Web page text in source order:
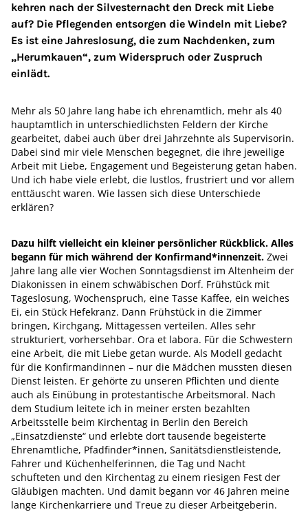
kehren nach der Silvesternacht den Dreck mit Liebe
auf? Die Pflegenden entsorgen die Windeln mit Liebe?
Es ist eine Jahreslosung, die zum Nachdenken, zum
„Herumkauen“, zum Widerspruch oder Zuspruch
einlädt.
Mehr als 50 Jahre lang habe ich ehrenamtlich, mehr als 40
hauptamtlich in unterschiedlichsten Feldern der Kirche
gearbeitet, dabei auch über drei Jahrzehnte als Supervisorin.
Dabei sind mir viele Menschen begegnet, die ihre jeweilige
Arbeit mit Liebe, Engagement und Begeisterung getan haben.
Und ich habe viele erlebt, die lustlos, frustriert und vor allem
enttäuscht waren. Wie lassen sich diese Unterschiede
erklären?
Dazu hilft vielleicht ein kleiner persönlicher Rückblick. Alles
begann für mich während der Konfirmand*innenzeit. Zwei
Jahre lang alle vier Wochen Sonntagsdienst im Altenheim der
Diakonissen in einem schwäbischen Dorf. Frühstück mit
Tageslosung, Wochenspruch, eine Tasse Kaffee, ein weiches
Ei, ein Stück Hefekranz. Dann Frühstück in die Zimmer
bringen, Kirchgang, Mittagessen verteilen. Alles sehr
strukturiert, vorhersehbar. Ora et labora. Für die Schwestern
eine Arbeit, die mit Liebe getan wurde. Als Modell gedacht
für die Konfirmandinnen – nur die Mädchen mussten diesen
Dienst leisten. Er gehörte zu unseren Pflichten und diente
auch als Einübung in protestantische Arbeitsmoral. Nach
dem Studium leitete ich in meiner ersten bezahlten
Arbeitsstelle beim Kirchentag in Berlin den Bereich
„Einsatzdienste“ und erlebte dort tausende begeisterte
Ehrenamtliche, Pfadfinder*innen, Sanitätsdienstleistende,
Fahrer und Küchenhelferinnen, die Tag und Nacht
schufteten und den Kirchentag zu einem riesigen Fest der
Gläubigen machten. Und damit begann vor 46 Jahren meine
lange Kirchenkarriere und Treue zu dieser Arbeitgeberin.